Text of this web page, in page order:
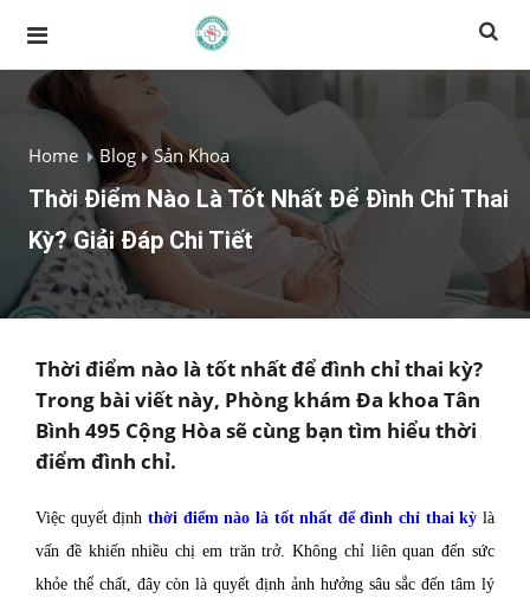
Home Blog Sản Khoa
Thời Điểm Nào Là Tốt Nhất Để Đình Chỉ Thai
Kỳ? Giải Đáp Chi Tiết
Thời điểm nào là tốt nhất để đình chỉ thai kỳ?
Trong bài viết này, Phòng khám Đa khoa Tân
Bình 495 Cộng Hòa sẽ cùng bạn tìm hiểu thời
điểm đình chỉ.
Việc quyết định thời điểm nào là tốt nhất để đình chỉ thai kỳ là
vấn đề khiến nhiều chị em trăn trở. Không chỉ liên quan đến sức
khỏe thể chất, đây còn là quyết định ảnh hưởng sâu sắc đến tâm lý